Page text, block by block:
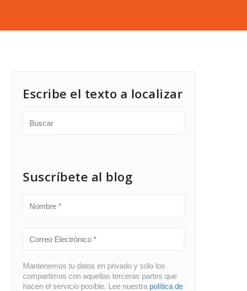
Escribe el texto a localizar
Suscríbete al blog
Mantenemos tu datos en privado y sólo los
compartimos con aquellas terceras partes que
hacen el servicio posible. Lee nuestra política de